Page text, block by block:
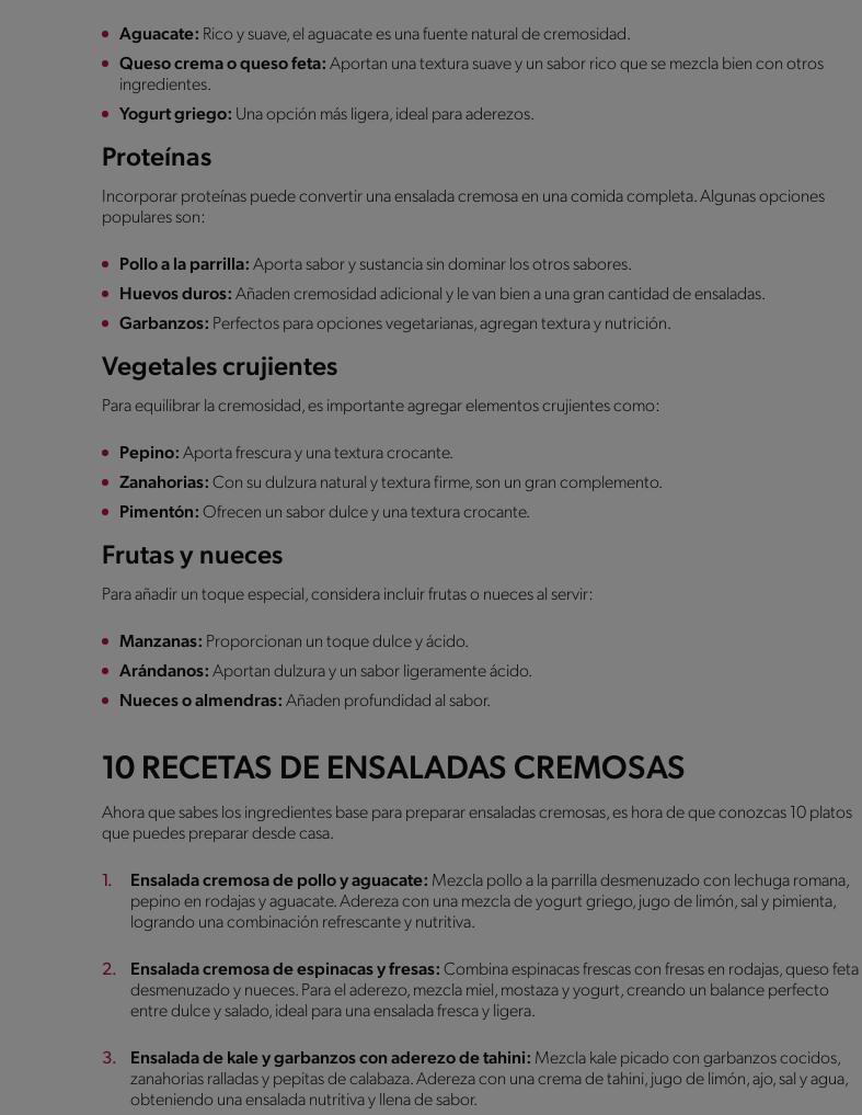
Aguacate: Rico y suave, el aguacate es una fuente natural de cremosidad.
Queso crema o queso feta: Aportan una textura suave y un sabor rico que se mezcla bien con otros
ingredientes.
Yogurt griego: Una opción más ligera, ideal para aderezos.
Proteínas
Incorporar proteínas puede convertir una ensalada cremosa en una comida completa. Algunas opciones
populares son:
Pollo a la parrilla: Aporta sabor y sustancia sin dominar los otros sabores.
Huevos duros: Añaden cremosidad adicional y le van bien a una gran cantidad de ensaladas.
Garbanzos: Perfectos para opciones vegetarianas, agregan textura y nutrición.
Vegetales crujientes
Para equilibrar la cremosidad, es importante agregar elementos crujientes como:
Pepino: Aporta frescura y una textura crocante.
Zanahorias: Con su dulzura natural y textura firme, son un gran complemento.
Pimentón: Ofrecen un sabor dulce y una textura crocante.
Frutas y nueces
Para añadir un toque especial, considera incluir frutas o nueces al servir:
Manzanas: Proporcionan un toque dulce y ácido.
Arándanos: Aportan dulzura y un sabor ligeramente ácido.
Nueces o almendras: Añaden profundidad al sabor.
10 RECETAS DE ENSALADAS CREMOSAS
Ahora que sabes los ingredientes base para preparar ensaladas cremosas, es hora de que conozcas 10 platos
que puedes preparar desde casa.
Ensalada cremosa de pollo y aguacate: Mezcla pollo a la parrilla desmenuzado con lechuga romana,
pepino en rodajas y aguacate. Adereza con una mezcla de yogurt griego, jugo de limón, sal y pimienta,
logrando una combinación refrescante y nutritiva.
Ensalada cremosa de espinacas y fresas: Combina espinacas frescas con fresas en rodajas, queso feta
desmenuzado y nueces. Para el aderezo, mezcla miel, mostaza y yogurt, creando un balance perfecto
entre dulce y salado, ideal para una ensalada fresca y ligera.
Ensalada de kale y garbanzos con aderezo de tahini: Mezcla kale picado con garbanzos cocidos,
zanahorias ralladas y pepitas de calabaza. Adereza con una crema de tahini, jugo de limón, ajo, sal y agua,
obteniendo una ensalada nutritiva y llena de sabor.